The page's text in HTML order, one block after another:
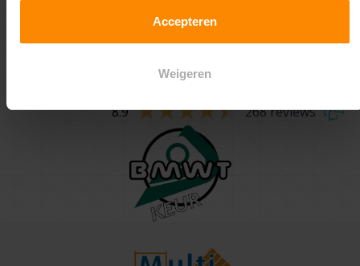
Accepteren
Weigeren
We helpen u graag verder! U kunt hierboven klikken op
8.9 268 reviews